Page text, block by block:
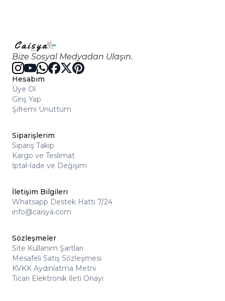
Bize Sosyal Medyadan Ulaşın.
Hesabım
Üye Ol
Giriş Yap
Şifremi Unuttum
Siparişlerim
Sipariş Takip
Kargo ve Teslimat
İptal-İade ve Değişim
İletişim Bilgileri
Whatsapp Destek Hattı 7/24
info@caisya.com
Sözleşmeler
Site Kullanım Şartları
Mesafeli Satış Sözleşmesi
KVKK Aydınlatma Metni
Ticari Elektronik İleti Onayı